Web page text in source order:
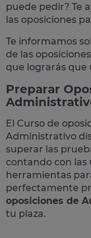
puede pedir? Te
las oposiciones
Te informamos
de las
que lograrás que
Preparar
El Curso de
Administrativo
superar las
contando con las
herramientas
perfectamente
oposiciones de
tu plaza.